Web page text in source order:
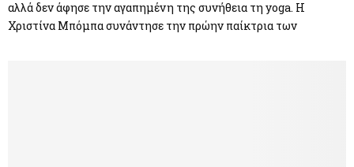
αλλά δεν άφησε την αγαπημένη της συνήθεια τη yoga. Η
Χριστίνα Μπόμπα συνάντησε την πρώην παίκτρια των